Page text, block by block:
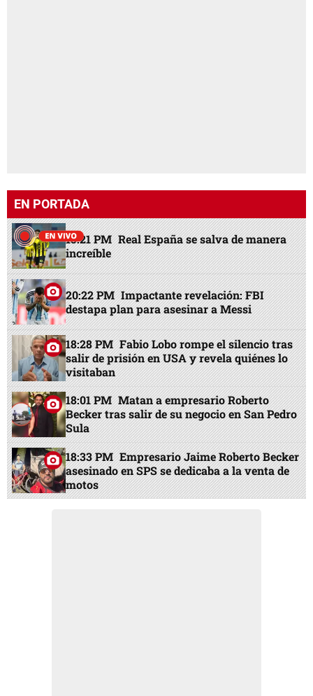
EN PORTADA
15:21 PM Real España se salva de manera
increíble
20:22 PM Impactante revelación: FBI
destapa plan para asesinar a Messi
18:28 PM Fabio Lobo rompe el silencio tras
salir de prisión en USA y revela quiénes lo
visitaban
18:01 PM Matan a empresario Roberto
Becker tras salir de su negocio en San Pedro
Sula
18:33 PM Empresario Jaime Roberto Becker
asesinado en SPS se dedicaba a la venta de
motos